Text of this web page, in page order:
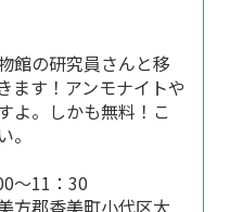
館の研究員さんと移
ます！アンモナイトや
よ。しかも無料！こ
～11：30